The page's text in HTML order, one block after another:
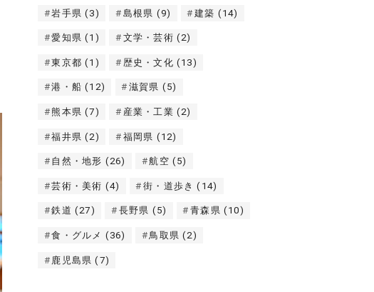
岩手県 (3) 島根県 (9) 建築 (14)
愛知県 (1) 文学・芸術 (2)
東京都 (1) 歴史・文化 (13)
港・船 (12) 滋賀県 (5)
熊本県 (7) 産業・工業 (2)
福井県 (2) 福岡県 (12)
自然・地形 (26) 航空 (5)
芸術・美術 (4) 街・道歩き (14)
鉄道 (27) 長野県 (5) 青森県 (10)
食・グルメ (36) 鳥取県 (2)
鹿児島県 (7)